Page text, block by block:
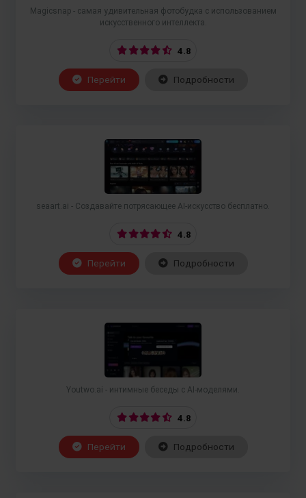
Magicsnap - самая удивительная фотобудка с использованием
искусственного интеллекта.
4.8
Перейти Подробности
seaart.ai - Создавайте потрясающее AI-искусство бесплатно.
4.8
Перейти Подробности
Youtwo.ai - интимные беседы с AI-моделями.
4.8
Перейти Подробности